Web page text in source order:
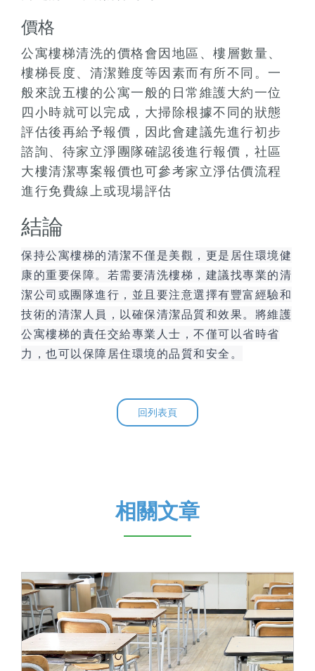
價格
公寓樓梯清洗的價格會因地區、樓層數量、
樓梯長度、清潔難度等因素而有所不同。一
般來說五樓的公寓一般的日常維護大約一位
四小時就可以完成，大掃除根據不同的狀態
評估後再給予報價，因此會建議先進行初步
諮詢、待家立淨團隊確認後進行報價，社區
大樓清潔專案報價也可參考家立淨估價流程
進行免費線上或現場評估
結論
保持公寓樓梯的清潔不僅是美觀，更是居住環境健
康的重要保障。若需要清洗樓梯，建議找專業的清
潔公司或團隊進行，並且要注意選擇有豐富經驗和
技術的清潔人員，以確保清潔品質和效果。將維護
公寓樓梯的責任交給專業人士，不僅可以省時省
力，也可以保障居住環境的品質和安全。
回列表頁
相關文章